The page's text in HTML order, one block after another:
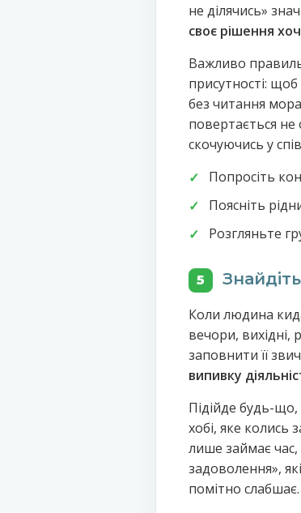
не ділячись»
своє рішення
Важливо
присутності:
без читання
повертається
скочуючись у
Попросіть
Поясніть
Розгляньте
5
Коли людина
вечори,
заповнити її
випивку
Підійде будь-що,
хобі, яке колись
лише займає
задоволення»,
помітно слабшає.